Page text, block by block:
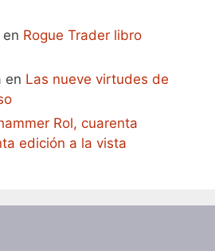
en Rogue Trader libro
en Las nueve virtudes de
Rol, cuarenta
edición a la vista